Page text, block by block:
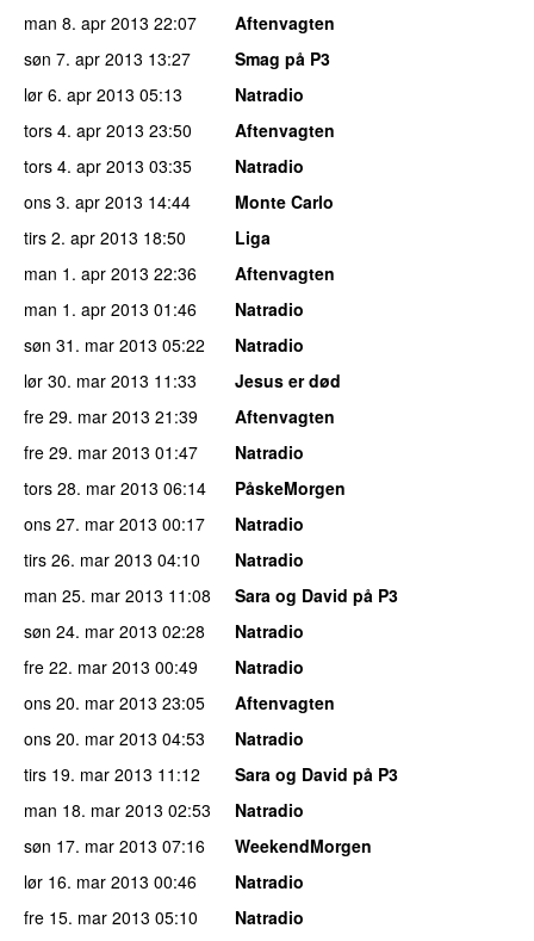
man 8. apr 2013 22:07
Aftenvagten
søn 7. apr 2013 13:27
Smag på P3
lør 6. apr 2013 05:13
Natradio
tors 4. apr 2013 23:50
Aftenvagten
tors 4. apr 2013 03:35
Natradio
ons 3. apr 2013 14:44
Monte Carlo
tirs 2. apr 2013 18:50
Liga
man 1. apr 2013 22:36
Aftenvagten
man 1. apr 2013 01:46
Natradio
søn 31. mar 2013 05:22
Natradio
lør 30. mar 2013 11:33
Jesus er død
fre 29. mar 2013 21:39
Aftenvagten
fre 29. mar 2013 01:47
Natradio
tors 28. mar 2013 06:14
PåskeMorgen
ons 27. mar 2013 00:17
Natradio
tirs 26. mar 2013 04:10
Natradio
man 25. mar 2013 11:08
Sara og David på P3
søn 24. mar 2013 02:28
Natradio
fre 22. mar 2013 00:49
Natradio
ons 20. mar 2013 23:05
Aftenvagten
ons 20. mar 2013 04:53
Natradio
tirs 19. mar 2013 11:12
Sara og David på P3
man 18. mar 2013 02:53
Natradio
søn 17. mar 2013 07:16
WeekendMorgen
lør 16. mar 2013 00:46
Natradio
fre 15. mar 2013 05:10
Natradio